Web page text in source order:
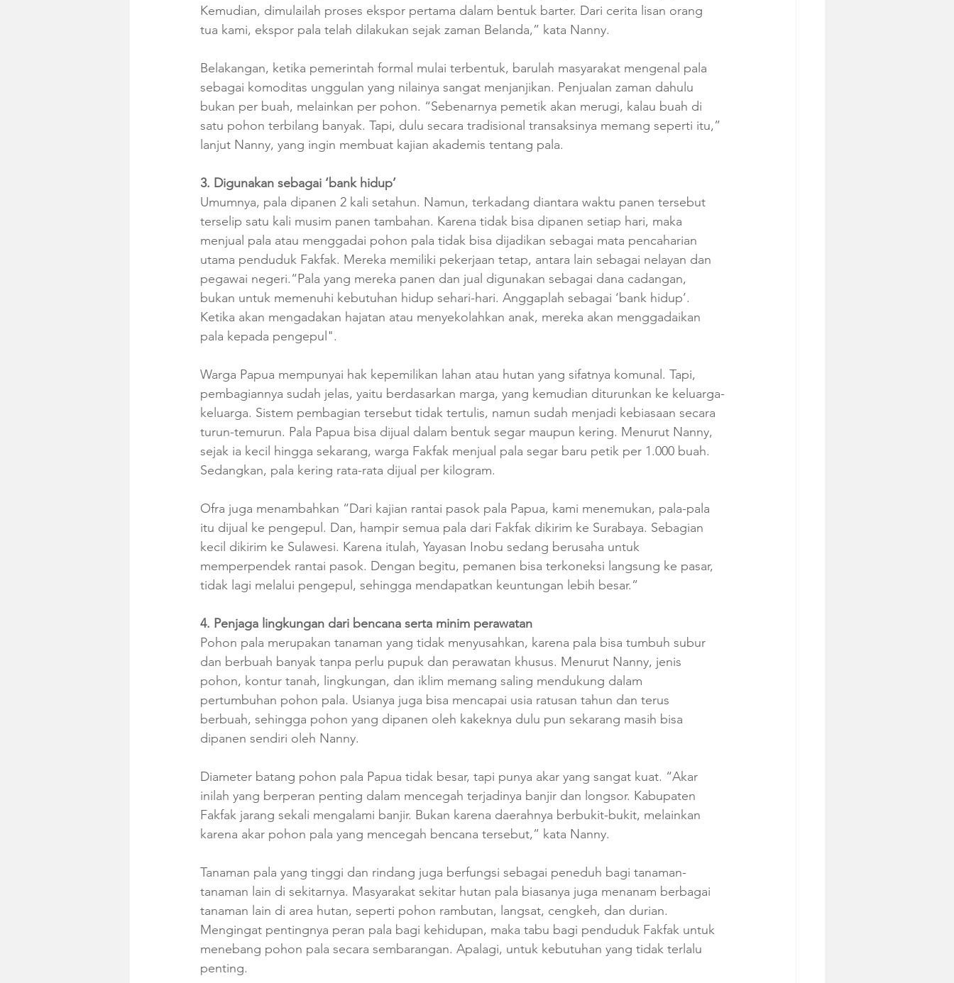
Kemudian, dimulailah proses ekspor pertama dalam bentuk barter. Dari cerita lisan orang
tua kami, ekspor pala telah dilakukan sejak zaman Belanda,” kata Nanny.
Belakangan, ketika pemerintah formal mulai terbentuk, barulah masyarakat mengenal pala
sebagai komoditas unggulan yang nilainya sangat menjanjikan. Penjualan zaman dahulu
bukan per buah, melainkan per pohon. “Sebenarnya pemetik akan merugi, kalau buah di
satu pohon terbilang banyak. Tapi, dulu secara tradisional transaksinya memang seperti itu,”
lanjut Nanny, yang ingin membuat kajian akademis tentang pala.
3. Digunakan sebagai ‘bank hidup’
Umumnya, pala dipanen 2 kali setahun. Namun, terkadang diantara waktu panen tersebut
terselip satu kali musim panen tambahan. Karena tidak bisa dipanen setiap hari, maka
menjual pala atau menggadai pohon pala tidak bisa dijadikan sebagai mata pencaharian
utama penduduk Fakfak. Mereka memiliki pekerjaan tetap, antara lain sebagai nelayan dan
pegawai negeri.“Pala yang mereka panen dan jual digunakan sebagai dana cadangan,
bukan untuk memenuhi kebutuhan hidup sehari-hari. Anggaplah sebagai ‘bank hidup’.
Ketika akan mengadakan hajatan atau menyekolahkan anak, mereka akan menggadaikan
pala kepada pengepul".
Warga Papua mempunyai hak kepemilikan lahan atau hutan yang sifatnya komunal. Tapi,
pembagiannya sudah jelas, yaitu berdasarkan marga, yang kemudian diturunkan ke keluarga-
keluarga. Sistem pembagian tersebut tidak tertulis, namun sudah menjadi kebiasaan secara
turun-temurun. Pala Papua bisa dijual dalam bentuk segar maupun kering. Menurut Nanny,
sejak ia kecil hingga sekarang, warga Fakfak menjual pala segar baru petik per 1.000 buah.
Sedangkan, pala kering rata-rata dijual per kilogram.
Ofra juga menambahkan “Dari kajian rantai pasok pala Papua, kami menemukan, pala-pala
itu dijual ke pengepul. Dan, hampir semua pala dari Fakfak dikirim ke Surabaya. Sebagian
kecil dikirim ke Sulawesi. Karena itulah, Yayasan Inobu sedang berusaha untuk
memperpendek rantai pasok. Dengan begitu, pemanen bisa terkoneksi langsung ke pasar,
tidak lagi melalui pengepul, sehingga mendapatkan keuntungan lebih besar.”
4. Penjaga lingkungan dari bencana serta minim perawatan
Pohon pala merupakan tanaman yang tidak menyusahkan, karena pala bisa tumbuh subur
dan berbuah banyak tanpa perlu pupuk dan perawatan khusus. Menurut Nanny, jenis
pohon, kontur tanah, lingkungan, dan iklim memang saling mendukung dalam
pertumbuhan pohon pala. Usianya juga bisa mencapai usia ratusan tahun dan terus
berbuah, sehingga pohon yang dipanen oleh kakeknya dulu pun sekarang masih bisa
dipanen sendiri oleh Nanny.
Diameter batang pohon pala Papua tidak besar, tapi punya akar yang sangat kuat. “Akar
inilah yang berperan penting dalam mencegah terjadinya banjir dan longsor. Kabupaten
Fakfak jarang sekali mengalami banjir. Bukan karena daerahnya berbukit-bukit, melainkan
karena akar pohon pala yang mencegah bencana tersebut,” kata Nanny.
Tanaman pala yang tinggi dan rindang juga berfungsi sebagai peneduh bagi tanaman-
tanaman lain di sekitarnya. Masyarakat sekitar hutan pala biasanya juga menanam berbagai
tanaman lain di area hutan, seperti pohon rambutan, langsat, cengkeh, dan durian.
Mengingat pentingnya peran pala bagi kehidupan, maka tabu bagi penduduk Fakfak untuk
menebang pohon pala secara sembarangan. Apalagi, untuk kebutuhan yang tidak terlalu
penting.